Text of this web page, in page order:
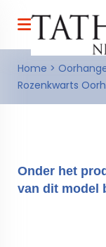
Home >
Rozenkwarts
Onder het
van dit model